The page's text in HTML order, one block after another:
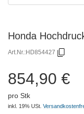
Honda
Art.Nr.:HD854427
854,90 €
pro Stk
inkl. 19% USt.